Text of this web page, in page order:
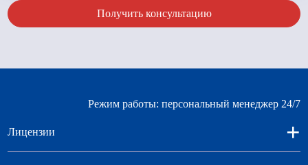
Получить консультацию
Режим работы: персональный менеджер 24/7
Лицензии +